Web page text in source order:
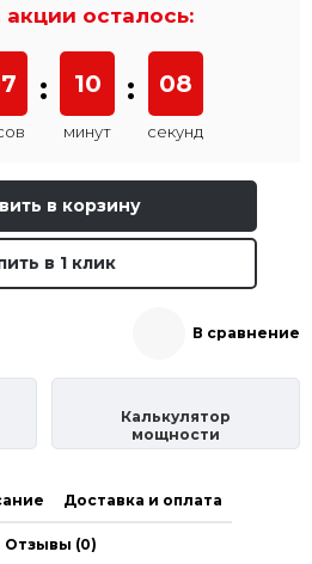
осталось:
: 10
минут
: 07
секунд
в корзину
в 1 клик
В сравнение
Калькулятор
мощности
Доставка и оплата
Отзывы (0)